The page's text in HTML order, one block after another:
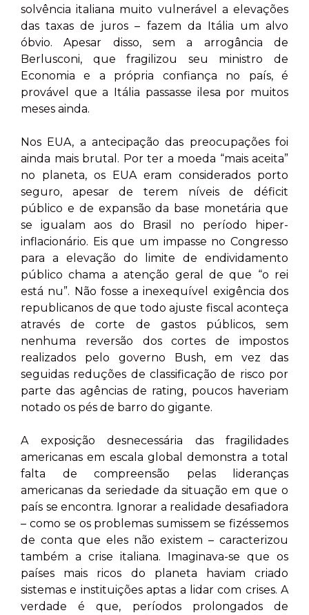
solvência italiana muito vulnerável a elevações
das taxas de juros – fazem da Itália um alvo
óbvio. Apesar disso, sem a arrogância de
Berlusconi, que fragilizou seu ministro de
Economia e a própria confiança no país, é
provável que a Itália passasse ilesa por muitos
meses ainda.
Nos EUA, a antecipação das preocupações foi
ainda mais brutal. Por ter a moeda “mais aceita”
no planeta, os EUA eram considerados porto
seguro, apesar de terem níveis de déficit
público e de expansão da base monetária que
se igualam aos do Brasil no período hiper-
inflacionário. Eis que um impasse no Congresso
para a elevação do limite de endividamento
público chama a atenção geral de que “o rei
está nu”. Não fosse a inexequível exigência dos
republicanos de que todo ajuste fiscal aconteça
através de corte de gastos públicos, sem
nenhuma reversão dos cortes de impostos
realizados pelo governo Bush, em vez das
seguidas reduções de classificação de risco por
parte das agências de rating, poucos haveriam
notado os pés de barro do gigante.
A exposição desnecessária das fragilidades
americanas em escala global demonstra a total
falta de compreensão pelas lideranças
americanas da seriedade da situação em que o
país se encontra. Ignorar a realidade desafiadora
– como se os problemas sumissem se fizéssemos
de conta que eles não existem – caracterizou
também a crise italiana. Imaginava-se que os
países mais ricos do planeta haviam criado
sistemas e instituições aptas a lidar com crises. A
verdade é que, períodos prolongados de